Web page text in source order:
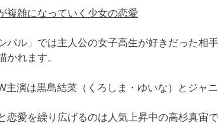
複雑になっていく少女の恋愛
パル」では主人公の女子高生が好きだった相
かれます。
主演は黒島結菜（くろしま・ゆいな）とジャニ
恋愛を繰り広げるのは人気上昇中の高杉真宙で